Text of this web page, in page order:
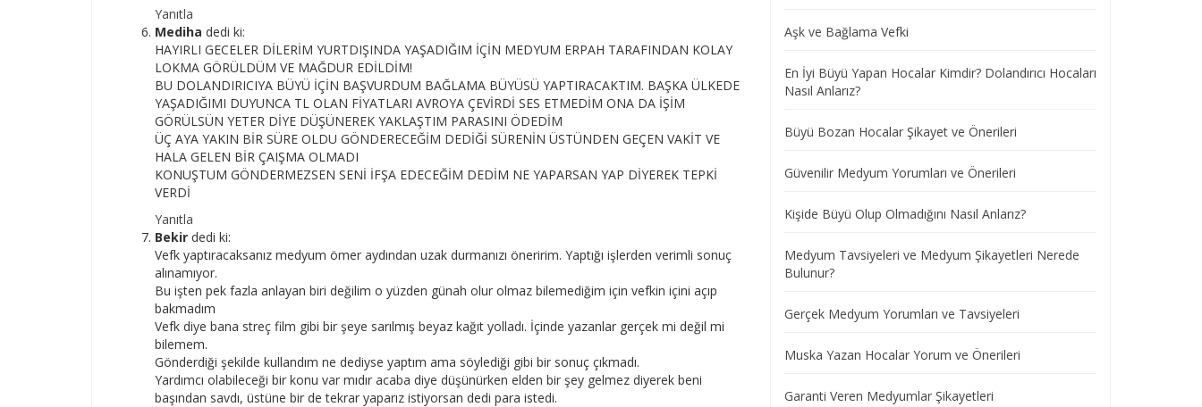
Yanıtla
Mediha dedi ki:
HAYIRLI GECELER DİLERİM YURTDIŞINDA YAŞADIĞIM İÇİN MEDYUM ERPAH TARAFINDAN KOLAY
LOKMA GÖRÜLDÜM VE MAĞDUR EDİLDİM!
BU DOLANDIRICIYA BÜYÜ İÇİN BAŞVURDUM BAĞLAMA BÜYÜSÜ YAPTIRACAKTIM. BAŞKA ÜLKEDE
YAŞADIĞIMI DUYUNCA TL OLAN FİYATLARI AVROYA ÇEVİRDİ SES ETMEDİM ONA DA İŞİM
GÖRÜLSÜN YETER DİYE DÜŞÜNEREK YAKLAŞTIM PARASINI ÖDEDİM
ÜÇ AYA YAKIN BİR SÜRE OLDU GÖNDERECEĞİM DEDİĞİ SÜRENİN ÜSTÜNDEN GEÇEN VAKİT VE
HALA GELEN BİR ÇAIŞMA OLMADI
KONUŞTUM GÖNDERMEZSEN SENİ İFŞA EDECEĞİM DEDİM NE YAPARSAN YAP DİYEREK TEPKİ
VERDİ
Yanıtla
Bekir dedi ki:
Vefk yaptıracaksanız medyum ömer aydından uzak durmanızı öneririm. Yaptığı işlerden verimli sonuç
alınamıyor.
Bu işten pek fazla anlayan biri değilim o yüzden günah olur olmaz bilemediğim için vefkin içini açıp
bakmadım
Vefk diye bana streç film gibi bir şeye sarılmış beyaz kağıt yolladı. İçinde yazanlar gerçek mi değil mi
bilemem.
Gönderdiği şekilde kullandım ne dediyse yaptım ama söylediği gibi bir sonuç çıkmadı.
Yardımcı olabileceği bir konu var mıdır acaba diye düşünürken elden bir şey gelmez diyerek beni
başından savdı, üstüne bir de tekrar yaparız istiyorsan dedi para istedi.
Aşk ve Bağlama Vefki
En İyi Büyü Yapan Hocalar Kimdir? Dolandırıcı Hocaları
Nasıl Anlarız?
Büyü Bozan Hocalar Şikayet ve Önerileri
Güvenilir Medyum Yorumları ve Önerileri
Kişide Büyü Olup Olmadığını Nasıl Anlarız?
Medyum Tavsiyeleri ve Medyum Şikayetleri Nerede
Bulunur?
Gerçek Medyum Yorumları ve Tavsiyeleri
Muska Yazan Hocalar Yorum ve Önerileri
Garanti Veren Medyumlar Şikayetleri